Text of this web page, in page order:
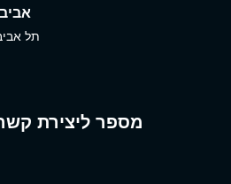
תל
מספר ליצירת